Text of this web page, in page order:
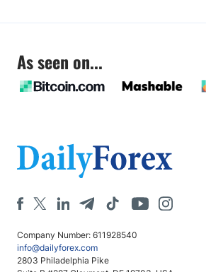
As seen on...
Company Number: 611928540
info@dailyforex.com
2803 Philadelphia Pike